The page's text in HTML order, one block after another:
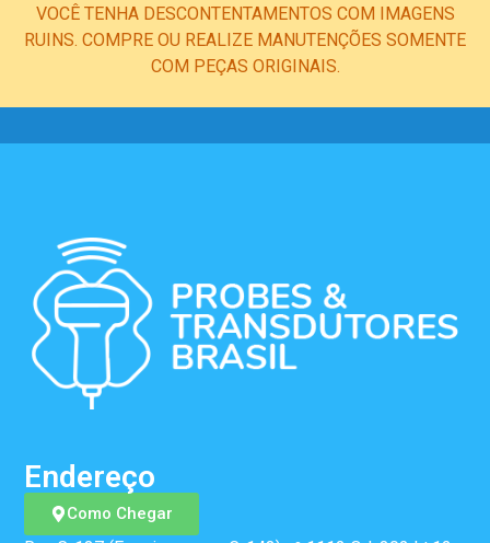
VOCÊ TENHA DESCONTENTAMENTOS COM IMAGENS
RUINS. COMPRE OU REALIZE MANUTENÇÕES SOMENTE
COM PEÇAS ORIGINAIS.
Como Chegar
Endereço